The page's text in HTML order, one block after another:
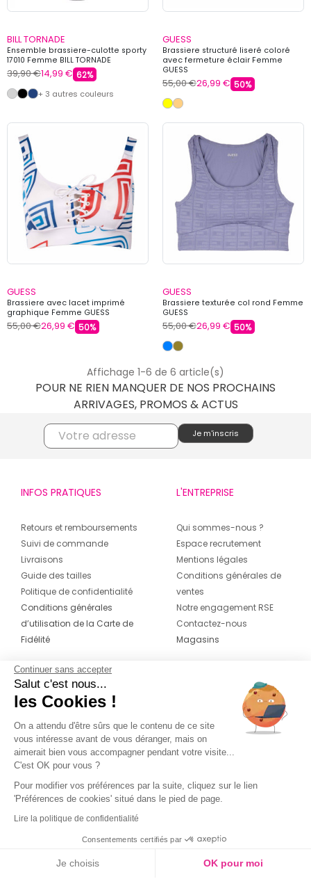
BILL TORNADE
Ensemble brassiere-culotte sporty
17010 Femme BILL TORNADE
39,90 €14,99 € 62%
+ 3 autres couleurs
GUESS
Brassiere structuré liseré coloré
avec fermeture éclair Femme
GUESS
55,00 €26,99 € 50%
GUESS
Brassiere avec lacet imprimé
graphique Femme GUESS
55,00 €26,99 € 50%
GUESS
Brassiere texturée col rond Femme
GUESS
55,00 €26,99 € 50%
Affichage 1-6 de 6 article(s)
POUR NE RIEN MANQUER DE NOS PROCHAINS
ARRIVAGES, PROMOS & ACTUS
INFOS PRATIQUES
Retours et remboursements
Suivi de commande
Livraisons
Guide des tailles
Politique de confidentialité
Conditions générales
d’utilisation de la Carte de
Fidélité
L'ENTREPRISE
Qui sommes-nous ?
Espace recrutement
Mentions légales
Conditions générales de
ventes
Notre engagement RSE
Contactez-nous
Magasins
CONTACT
04 42 20 78 42
Du lundi au jeudi de 8h30 à 16h30 & le
vendredi de 8h30 à 15h30
Continuer sans accepter
Salut c'est nous...
les Cookies !
On a attendu d'être sûrs que le contenu de ce site
vous intéresse avant de vous déranger, mais on
aimerait bien vous accompagner pendant votre visite...
C'est OK pour vous ?
Pour modifier vos préférences par la suite, cliquez sur le lien
'Préférences de cookies' situé dans le pied de page.
Lire la politique de confidentialité
Consentements certifiés par
Je choisis OK pour moi